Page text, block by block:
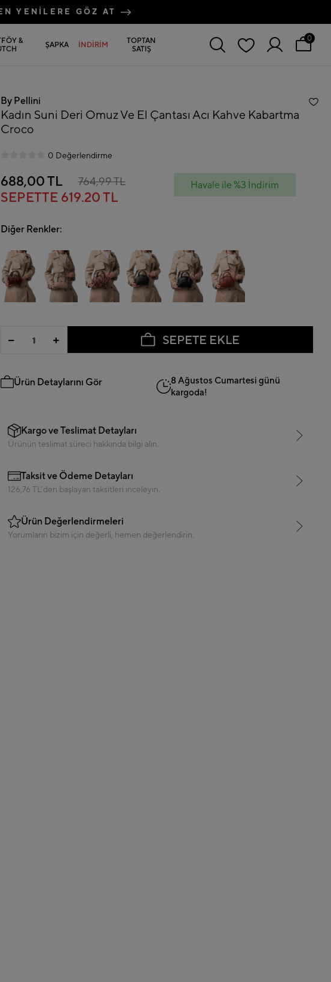
YENİLERE GÖZ AT
&
ŞAPKA İNDİRİM
TOPTAN
SATIŞ
0
By Pellini
Kadın Suni Deri Omuz Ve El Çantası Acı Kahve Kabartma
Croco
0 Değerlendirme
688,00 TL 764,99 TL
SEPETTE 619.20 TL
Havale ile %3 İndirim
Diğer Renkler:
SEPETE EKLE
Ürün Detaylarını Gör
8 Ağustos Cumartesi günü
kargoda!
Kargo ve Teslimat Detayları
Ürünün teslimat süreci hakkında bilgi alın.
Taksit ve Ödeme Detayları
126,76 TL’den başlayan taksitleri inceleyin.
Ürün Değerlendirmeleri
Yorumların bizim için değerli, hemen değerlendirin.